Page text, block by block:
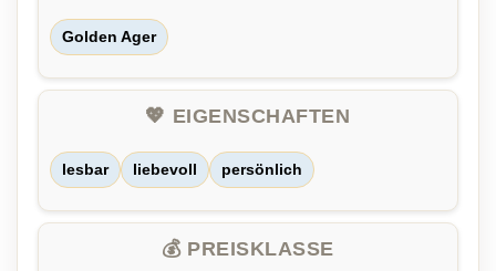
Golden Ager
💖 EIGENSCHAFTEN
lesbar liebevoll persönlich
💰 PREISKLASSE